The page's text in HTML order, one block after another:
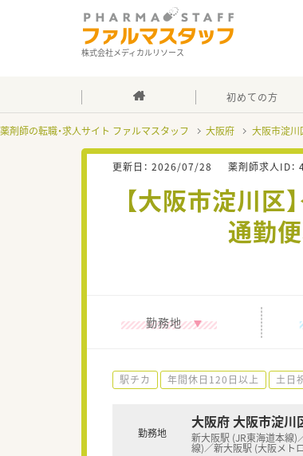
株式会社メディカルリソース
初めての方
薬剤師の転職・求人サイト ファルマスタッフ 大阪府 大阪市淀川
更新日： 2026/07/28 薬剤師求人ID：
【大阪市淀川
通勤
勤務地
駅チカ 年間休日120日以上 土日
勤務地
大阪府 大阪市淀川
新大阪駅 (JR東海道本線)
線)／新大阪駅 (大阪メト